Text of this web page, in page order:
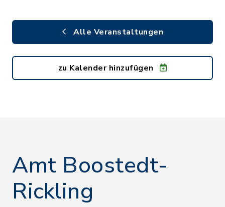
Alle Veranstaltungen
zu Kalender hinzufügen
Amt Boostedt-
Rickling